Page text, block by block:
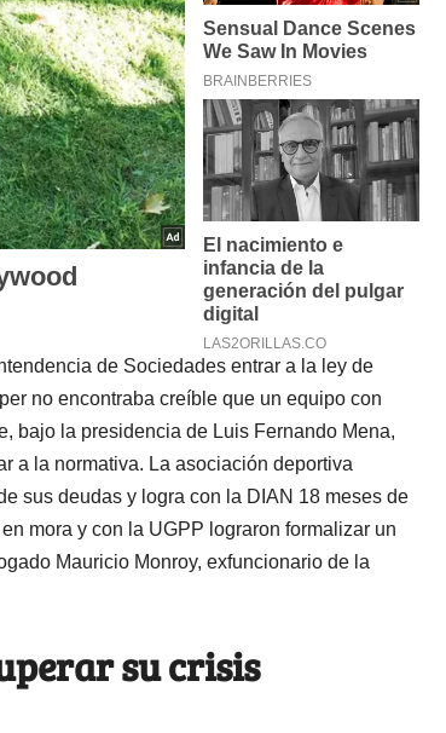
de Sociedades entrar a la ley de
no encontraba creíble que un equipo con
bajo la presidencia de Luis Fernando Mena,
a la normativa. La asociación deportiva
sus deudas y logra con la DIAN 18 meses de
mora y con la UGPP lograron formalizar un
Mauricio Monroy, exfuncionario de la
su crisis